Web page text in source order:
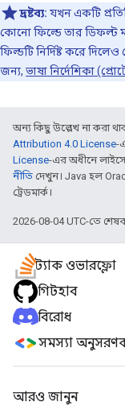
দ্রষ্টব্য: যখন একটি
কোনো ফিল্ডে তার ডিফল্ট
ফিল্ডটি নির্দিষ্ট করে
জন্য, ভাষা নির্দেশিকা
অন্য কিছু উল্লেখ না করা
Attribution 4.0 License-
License-এর অধীনে
নীতি দেখুন। Java হল
ট্রেডমার্ক।
2026-08-04 UTC-তে
স্ট্যাক ওভারফ্লো
গিটহাব
বিরোধ
সমস্যা
আরও জানুন